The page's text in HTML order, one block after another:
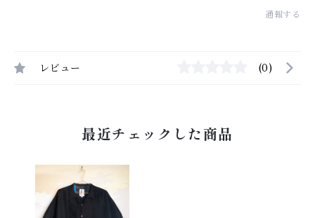
通報する
レビュー (0)
最近チェックした商品